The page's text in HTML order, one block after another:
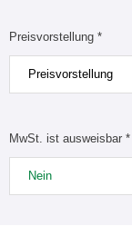
Preisvorstellung *
MwSt. ist ausweisbar *
Nein